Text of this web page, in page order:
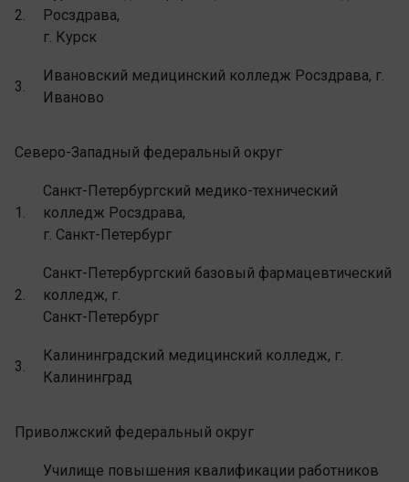
2.
Росздрава,
г. Курск
3.
Ивановский медицинский колледж Росздрава, г.
Иваново
Северо-Западный федеральный округ
1.
Санкт-Петербургский медико-технический
колледж Росздрава,
г. Санкт-Петербург
2.
Санкт-Петербургский базовый фармацевтический
колледж, г.
Санкт-Петербург
3.
Калининградский медицинский колледж, г.
Калининград
Приволжский федеральный округ
Училище повышения квалификации работников